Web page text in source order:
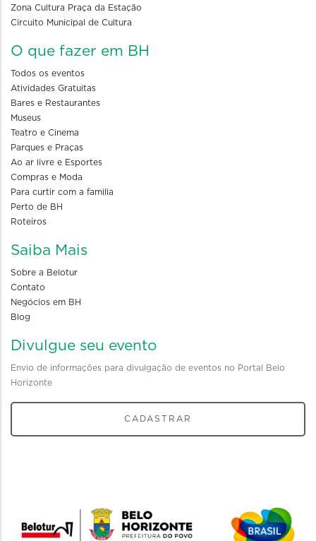
Zona Cultura Praça da Estação
Circuito Municipal de Cultura
O que fazer em BH
Todos os eventos
Atividades Gratuitas
Bares e Restaurantes
Museus
Teatro e Cinema
Parques e Praças
Ao ar livre e Esportes
Compras e Moda
Para curtir com a familia
Perto de BH
Roteiros
Saiba Mais
Sobre a Belotur
Contato
Negócios em BH
Blog
Divulgue seu evento
Envio de informações para divulgação de eventos no Portal Belo
Horizonte
CADASTRAR